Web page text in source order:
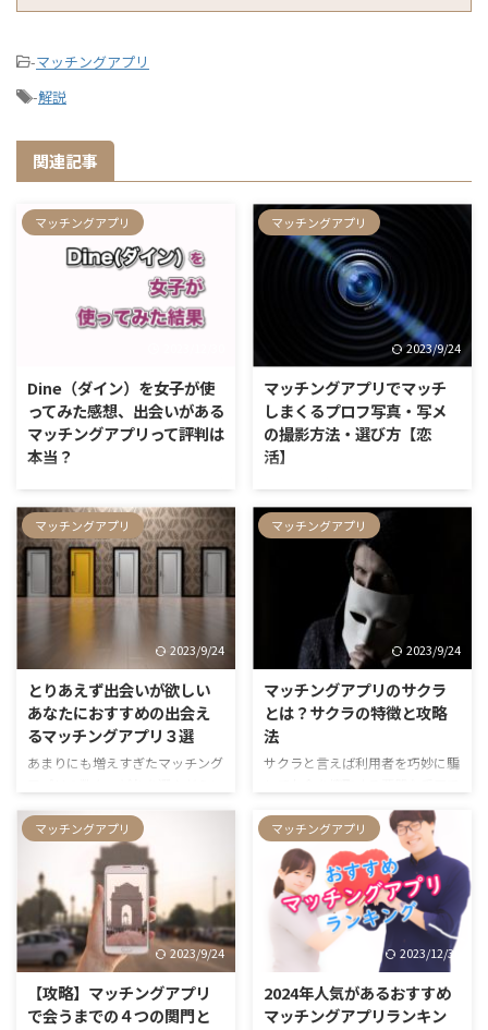
-マッチングアプリ
-解説
関連記事
マッチングアプリ
Dine（ダイン）を女子が使
ってみた感想、出会いがある
マッチングアプリって評判は
本当？
アプリで、実際に出会いがあるか
気になりますよね？ 結論からい
うと、Dineは出会えますよ。 実
際にアラサーの私の親友がDineで
彼氏を作りました。私も使ってい
は、Dineの概要やSNSでの口コ
ミ、私の友人がDineを使って恋活
した体験談、出会いを掴むコツを
紹介しています。
マッチングアプリ
2023/9/24
マッチングアプリでマッチ
しまくるプロフ写真・写メ
の撮影方法・選び方【恋
活】
困るのが、「どういう写メを選ん
だらいいんだろう？」という事で
はありませんか？ 私ホークがマ
ッチングアプリで実験した結果、
こういう写メを選べば間違いない
というのがわかったのでお教えし
マッチングアプリ
2023/9/24
とりあえず出会いが欲しい
あなたにおすすめの出会え
るマッチングアプリ３選
あまりにも増えすぎたマッチング
んなあなたに、とりあえず出会い
が欲しいならこれを使っておけば
間違いないおすすめのアプリを３
つご紹介します。 各アプリの口
コミから見える傾向からよりあな
たに合うアプリが見つかるか
も！？
マッチングアプリ
2023/9/24
マッチングアプリのサクラ
とは？サクラの特徴と攻略
法
サクラと言えば利用者を巧妙に騙
す。 本当は出会うことができな
いのに、よいお相手と出会えると
言って課金させるのがサクラの常
套手段。 そんな被害に合わない
ためにどうすれば良いのでしょう
か？ マッチングアプリのサクラ
について解説します。
マッチングアプリ
2023/9/24
【攻略】マッチングアプリ
で会うまでの４つの関門と
マッチングアプリ
2023/12/30
2024年人気があるおすすめ
マッチングアプリランキン